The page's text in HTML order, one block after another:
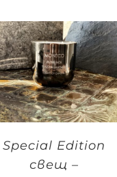
ДОБАВЯНЕ В
КОЛИЧКАТА
Special Edition
свещ –